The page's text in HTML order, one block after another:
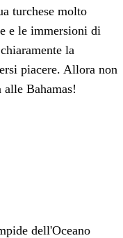
turchese molto
e le immersioni di
la
piacere. Allora non
Bahamas!
dell'Oceano